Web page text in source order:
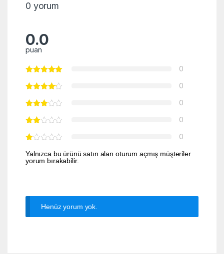
0 yorum
0.0
puan
0
0
0
0
0
Yalnızca bu ürünü satın alan oturum açmış müşteriler
yorum bırakabilir.
Henüz yorum yok.